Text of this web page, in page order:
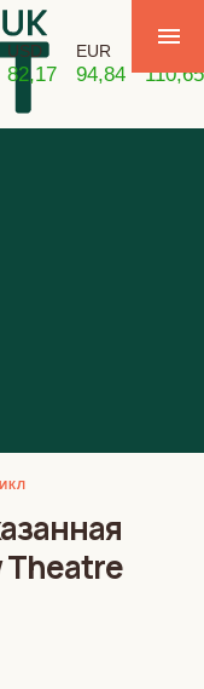
USD
82,17
EUR
94,84 110,65
Theatre